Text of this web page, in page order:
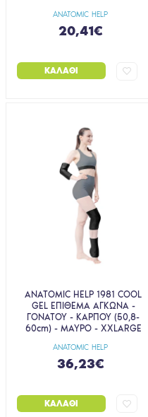
ANATOMIC HELP
20,41€
ΚΑΛΆΘΙ
ANATOMIC HELP
ANATOMIC HELP 1981 COOL
GEL ΕΠΙΘΕΜΑ ΑΓΚΩΝΑ -
ΓΟΝΑΤΟΥ - ΚΑΡΠΟΥ (50,8-
60cm) - ΜΑΥΡΟ - XXLARGE
36,23€
ΚΑΛΆΘΙ